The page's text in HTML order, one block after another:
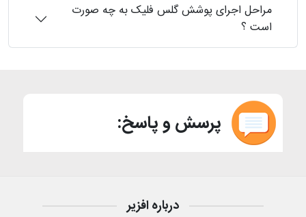
مراحل اجرای پوشش گلس فلیک به چه صورت
است ؟
پرسش و پاسخ:
درباره افزیر